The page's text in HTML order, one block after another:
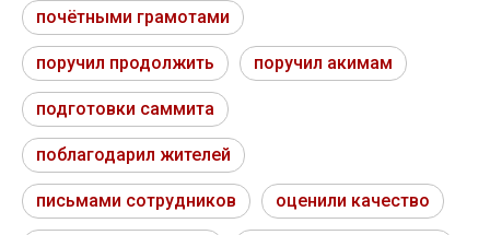
почётными грамотами
поручил продолжить поручил акимам
подготовки саммита
поблагодарил жителей
письмами сотрудников оценили качество